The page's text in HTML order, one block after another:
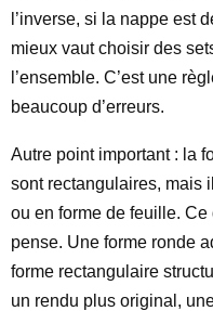
l’inverse, si la nappe est
mieux vaut choisir des
l’ensemble. C’est une
beaucoup d’erreurs.
Autre point important : la
sont rectangulaires, mais
ou en forme de feuille. Ce
pense. Une forme ronde
forme rectangulaire
un rendu plus original,